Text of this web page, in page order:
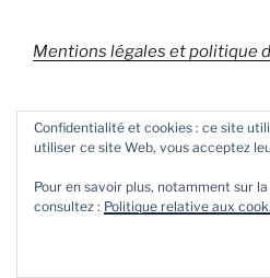
Mentions légales et politique
Confidentialité et cookies : ce site
utiliser ce site Web, vous acceptez
Pour en savoir plus, notamment sur
consultez : Politique relative aux